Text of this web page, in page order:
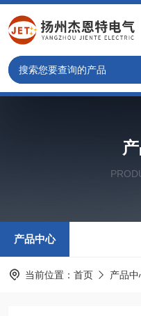
产品中心
当前位置： 首页 产品中